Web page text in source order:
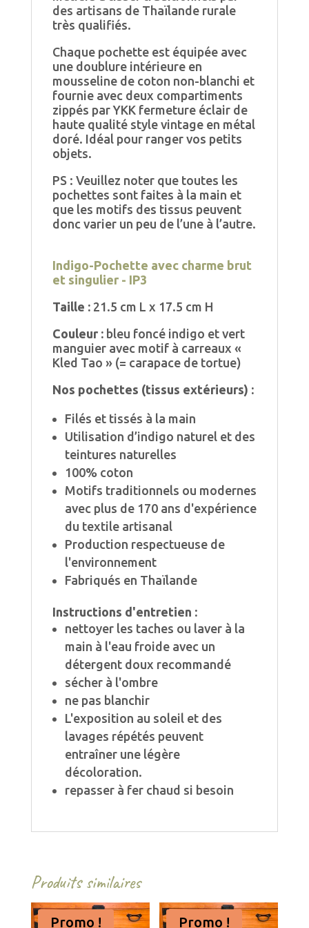
des artisans de Thaïlande rurale
très qualifiés.
Chaque pochette est équipée avec
une doublure intérieure en
mousseline de coton non-blanchi et
fournie avec deux compartiments
zippés par YKK fermeture éclair de
haute qualité style vintage en métal
doré. Idéal pour ranger vos petits
objets.
PS : Veuillez noter que toutes les
pochettes sont faites à la main et
que les motifs des tissus peuvent
donc varier un peu de l’une à l’autre.
Indigo-Pochette avec charme brut
et singulier - IP3
Taille :21.5 cm L x 17.5 cm H
Couleur: bleu foncé indigo et vert
manguier avec motif à carreaux «
Kled Tao » (= carapace de tortue)
Nos pochettes (tissus extérieurs) :
Filés et tissés à la main
Utilisation d’indigo naturel et des
teintures naturelles
100% coton
Motifs traditionnels ou modernes
avec plus de 170 ans d'expérience
du textile artisanal
Production respectueuse de
l'environnement
Fabriqués en Thaïlande
Instructions d'entretien :
nettoyer les taches ou laver à la
main à l'eau froide avec un
détergent doux recommandé
sécher à l'ombre
ne pas blanchir
L'exposition au soleil et des
lavages répétés peuvent
entraîner une légère
décoloration.
repasser à fer chaud si besoin
Produits similaires
Promo ! Promo !